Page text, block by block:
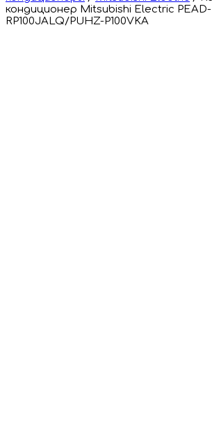
кондиционер Mitsubishi Electric PEAD-
RP100JALQ/PUHZ-P100VKA